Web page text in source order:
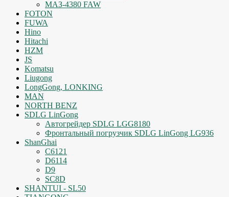
МАЗ-4380 FAW
FOTON
FUWA
Hino
Hitachi
HZM
JS
Komatsu
Liugong
LongGong, LONKING
MAN
NORTH BENZ
SDLG LinGong
Автогрейдер SDLG LGG8180
Фронтальный погрузчик SDLG LinGong LG936
ShanGhai
C6121
D6114
D9
SC8D
SHANTUI - SL50